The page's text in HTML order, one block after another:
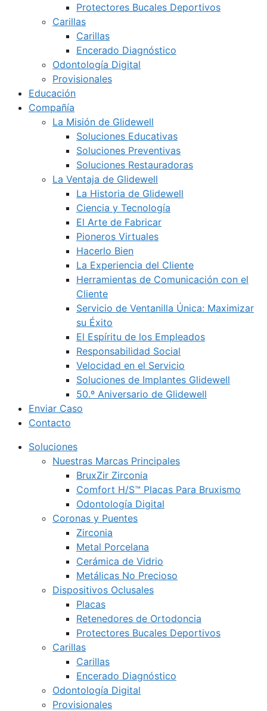
Protectores Bucales Deportivos
Carillas
Carillas
Encerado Diagnóstico
Odontología Digital
Provisionales
Educación
Compañía
La Misión de Glidewell
Soluciones Educativas
Soluciones Preventivas
Soluciones Restauradoras
La Ventaja de Glidewell
La Historia de Glidewell
Ciencia y Tecnología
El Arte de Fabricar
Pioneros Virtuales
Hacerlo Bien
La Experiencia del Cliente
Herramientas de Comunicación con el
Cliente
Servicio de Ventanilla Única: Maximizar
su Éxito
El Espíritu de los Empleados
Responsabilidad Social
Velocidad en el Servicio
Soluciones de Implantes Glidewell
50.º Aniversario de Glidewell
Enviar Caso
Contacto
Soluciones
Nuestras Marcas Principales
BruxZir Zirconia
Comfort H/S™ Placas Para Bruxismo
Odontología Digital
Coronas y Puentes
Zirconia
Metal Porcelana
Cerámica de Vidrio
Metálicas No Precioso
Dispositivos Oclusales
Placas
Retenedores de Ortodoncia
Protectores Bucales Deportivos
Carillas
Carillas
Encerado Diagnóstico
Odontología Digital
Provisionales